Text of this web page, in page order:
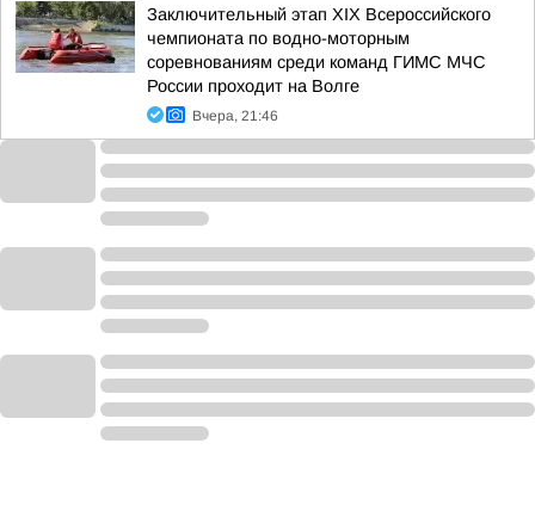
Заключительный этап XIХ Всероссийского
чемпионата по водно-моторным
соревнованиям среди команд ГИМС МЧС
России проходит на Волге
Вчера, 21:46